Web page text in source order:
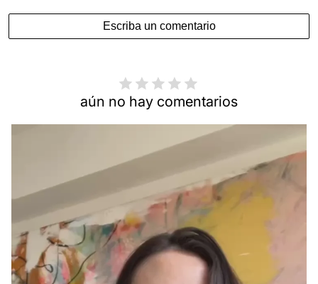
Escriba un comentario
aún no hay comentarios